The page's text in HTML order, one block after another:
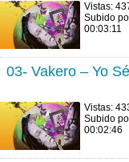
Vistas:
Subido
00:03:11
03- Vakero – Yo
Vistas:
Subido
00:02:46